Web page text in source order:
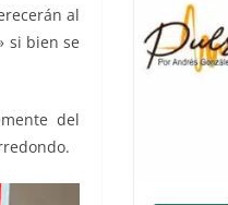
al
si bien se
del